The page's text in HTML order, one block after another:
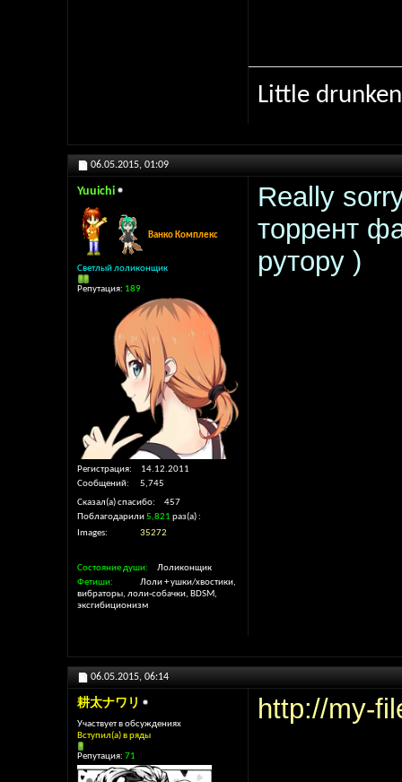
Little
06.05.2015, 01:09
Yuuichi
Ванко Комплекс
Светлый лоликонщик
Репутация: 189
Регистрация
14.12.2011
Сообщений
5,745
Сказал(а) спасибо
457
Поблагодарили5,821 раз(а)
Images
35272
Состояние души
Лоликонщик
Фетиши
Лоли + ушки/хвостики,
вибраторы, лоли-собачки, BDSM,
эксгибиционизм
Really
торрент
рутору )
06.05.2015, 06:14
耕太ナワリ
Участвует в обсуждениях
Вступил(а) в ряды
Репутация: 71
http://my-